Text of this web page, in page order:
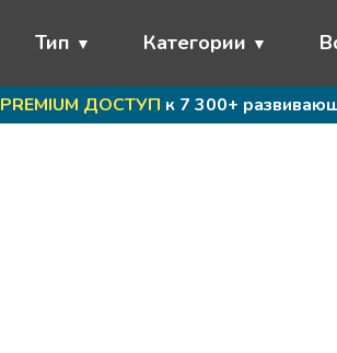
Тип Категории
PREMIUM ДОСТУП к 7 300+